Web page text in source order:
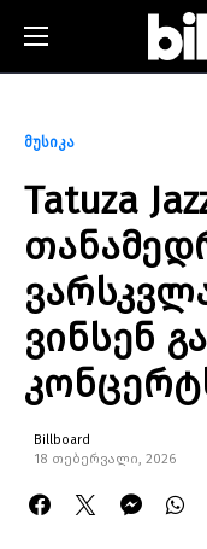
მუსიკა
Tatuza
ვინსენ
Billboard
18 თებერვალი, 2026